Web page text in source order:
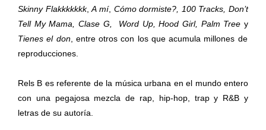
Skinny Flakkkkkkk,A mí, Cómo dormiste?, 100 Tracks, Don’t
Tell My Mama, Clase G, Word Up, Hood Girl, Palm Tree y
Tienes el don, entre otros con los que acumula millones de
reproducciones.
Rels B es referente de la música urbana en el mundo entero
con una pegajosa mezcla de rap, hip-hop, trap y R&B y
letras de su autoría.